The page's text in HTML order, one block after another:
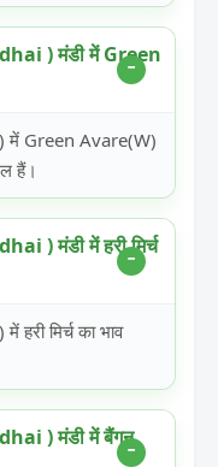
) मंडी में Green
में Green Avare(W)
हैं।
) मंडी में हरी मिर्च
मिर्च का भाव
) मंडी में बैंगन